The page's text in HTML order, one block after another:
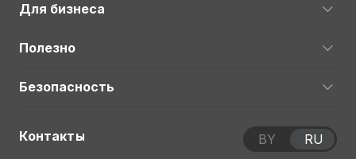
Для бизнеса
Полезно
Безопасность
Контакты BY RU